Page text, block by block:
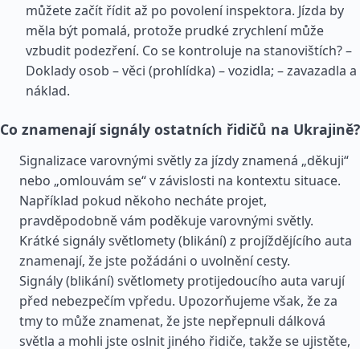
můžete začít řídit až po povolení inspektora. Jízda by
měla být pomalá, protože prudké zrychlení může
vzbudit podezření. Co se kontroluje na stanovištích? –
Doklady osob – věci (prohlídka) – vozidla; – zavazadla a
náklad.
Co znamenají signály ostatních řidičů na Ukrajině?
Signalizace varovnými světly za jízdy znamená „děkuji“
nebo „omlouvám se“ v závislosti na kontextu situace.
Například pokud někoho necháte projet,
pravděpodobně vám poděkuje varovnými světly.
Krátké signály světlomety (blikání) z projíždějícího auta
znamenají, že jste požádáni o uvolnění cesty.
Signály (blikání) světlomety protijedoucího auta varují
před nebezpečím vpředu. Upozorňujeme však, že za
tmy to může znamenat, že jste nepřepnuli dálková
světla a mohli jste oslnit jiného řidiče, takže se ujistěte,